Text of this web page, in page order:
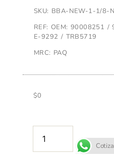
SKU: BBA-NEW-1-1/8-
REF: OEM: 90008251
E-9292 / TRB5719
MRC: PAQ
$0